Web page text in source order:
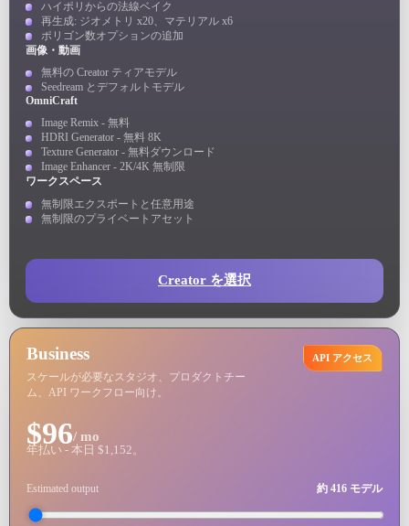
ハイポリからの法線ベイク
再生成: ジオメトリ x20、マテリアル x6
ポリゴン数オプションの追加
画像・動画
無料の Creator ティアモデル
Seedream とデフォルトモデル
OmniCraft
Image Remix - 無料
HDRI Generator - 無料 8K
Texture Generator - 無料ダウンロード
Image Enhancer - 2K/4K 無制限
ワークスペース
無制限エクスポートと任意用途
無制限のプライベートアセット
Creator を選択
Business
スケールが必要なスタジオ、プロダクトチー
ム、API ワークフロー向け。
API アクセス
$96/ mo
年払い - 本日 $1,152。
Estimated output 約 416 モデル